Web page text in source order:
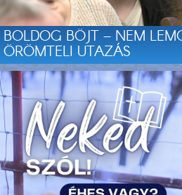
BOLDOG BÖJT – NEM
ÖRÖMTELI UTAZÁS